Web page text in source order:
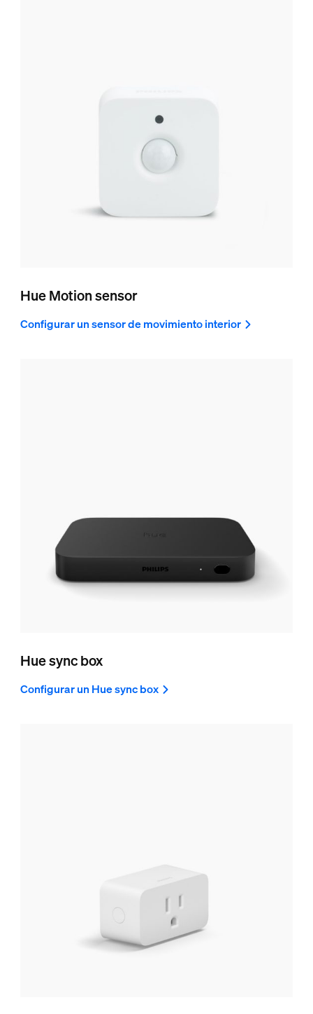
Hue Motion sensor
Configurar un sensor de movimiento interior
Hue sync box
Configurar un Hue sync box